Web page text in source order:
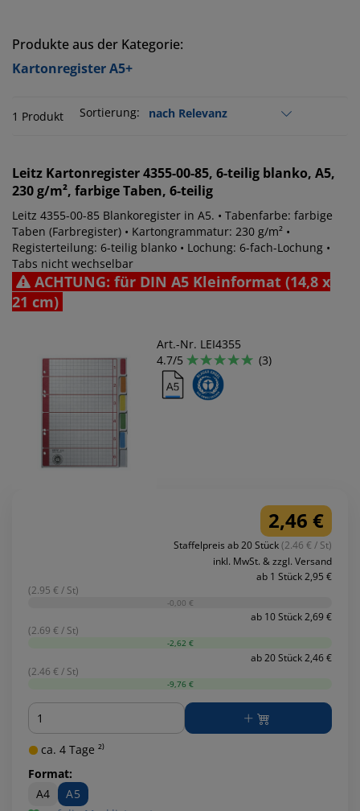
Produkte aus der Kategorie:
Kartonregister A5+
1 Produkt Sortierung:
Leitz Kartonregister 4355-00-85, 6-teilig blanko, A5,
230 g/m², farbige Taben, 6-teilig
Leitz 4355-00-85 Blankoregister in A5. • Tabenfarbe: farbige
Taben (Farbregister) • Kartongrammatur: 230 g/m² •
Registerteilung: 6-teilig blanko • Lochung: 6-fach-Lochung •
Tabs nicht wechselbar
ACHTUNG: für DIN A5 Kleinformat (14,8 x
21 cm)
Art.-Nr. LEI4355
4.7/5
(3)
2,46 €
Staffelpreis ab 20 Stück(2.46 € / St)
inkl. MwSt. & zzgl. Versand
ab 1 Stück 2,95 €
(2.95 € / St)
-0,00 €
ab 10 Stück 2,69 €
(2.69 € / St)
-2,62 €
ab 20 Stück 2,46 €
(2.46 € / St)
-9,76 €
Menge
ca. 4 Tage ²⁾
Format:
A4
A5